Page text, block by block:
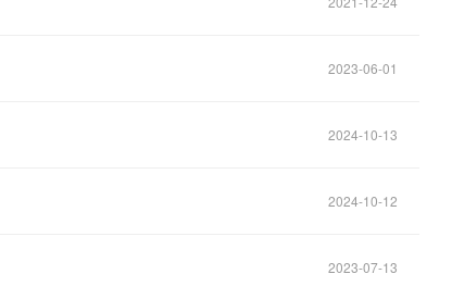
2023-06-01
2024-10-13
2024-10-12
2023-07-13